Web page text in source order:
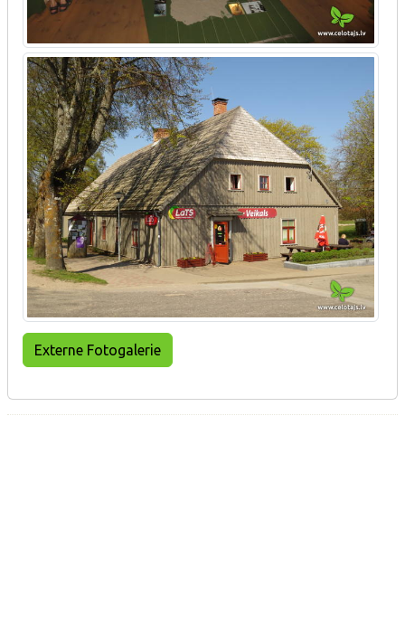
Externe Fotogalerie